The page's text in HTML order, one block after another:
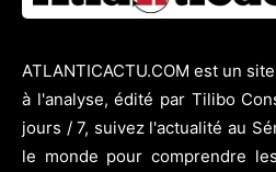
ATLANTICACTU.COM est un
à l'analyse, édité par Tilibo
jours / 7, suivez l'actualité au
le monde pour comprendre